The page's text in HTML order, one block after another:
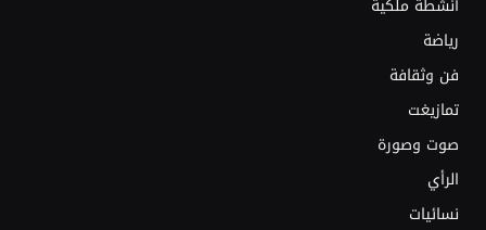
رياضة
فن وثقافة
تمازيغت
صوت وصورة
الرأي
نسائيات